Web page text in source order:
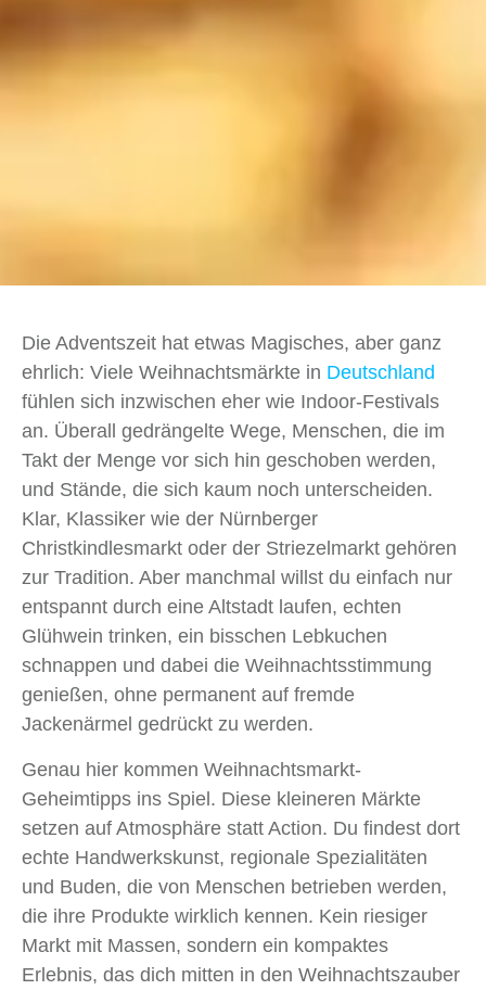
Die Adventszeit hat etwas Magisches, aber ganz
ehrlich: Viele Weihnachtsmärkte in Deutschland
fühlen sich inzwischen eher wie Indoor-Festivals
an. Überall gedrängelte Wege, Menschen, die im
Takt der Menge vor sich hin geschoben werden,
und Stände, die sich kaum noch unterscheiden.
Klar, Klassiker wie der Nürnberger
Christkindlesmarkt oder der Striezelmarkt gehören
zur Tradition. Aber manchmal willst du einfach nur
entspannt durch eine Altstadt laufen, echten
Glühwein trinken, ein bisschen Lebkuchen
schnappen und dabei die Weihnachtsstimmung
genießen, ohne permanent auf fremde
Jackenärmel gedrückt zu werden.
Genau hier kommen Weihnachtsmarkt-
Geheimtipps ins Spiel. Diese kleineren Märkte
setzen auf Atmosphäre statt Action. Du findest dort
echte Handwerkskunst, regionale Spezialitäten
und Buden, die von Menschen betrieben werden,
die ihre Produkte wirklich kennen. Kein riesiger
Markt mit Massen, sondern ein kompaktes
Erlebnis, das dich mitten in den Weihnachtszauber